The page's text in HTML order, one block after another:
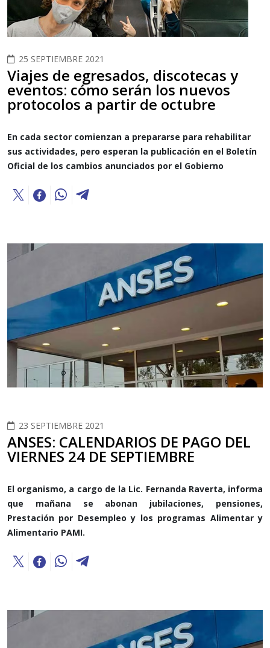
25 SEPTIEMBRE 2021
Viajes de egresados, discotecas y
eventos: cómo serán los nuevos
protocolos a partir de octubre
En cada sector comienzan a prepararse para rehabilitar
sus actividades, pero esperan la publicación en el Boletín
Oficial de los cambios anunciados por el Gobierno
23 SEPTIEMBRE 2021
ANSES: CALENDARIOS DE PAGO DEL
VIERNES 24 DE SEPTIEMBRE
El organismo, a cargo de la Lic. Fernanda Raverta, informa
que mañana se abonan jubilaciones, pensiones,
Prestación por Desempleo y los programas Alimentar y
Alimentario PAMI.